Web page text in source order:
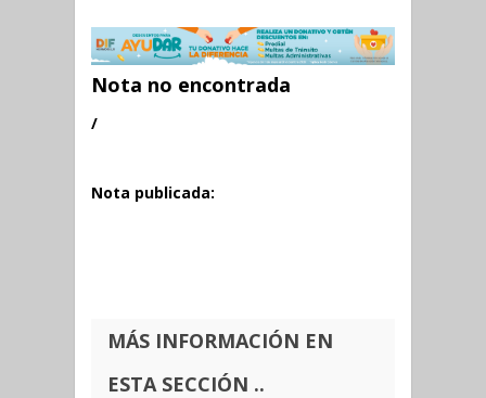
Nota no encontrada
/
Nota publicada:
MÁS INFORMACIÓN EN
ESTA SECCIÓN ..